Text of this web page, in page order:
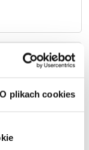
O plikach cookies